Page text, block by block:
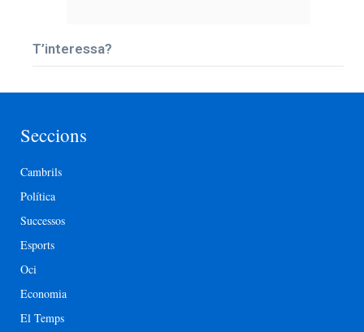
T’interessa?
Seccions
Cambrils
Política
Successos
Esports
Oci
Economia
El Temps